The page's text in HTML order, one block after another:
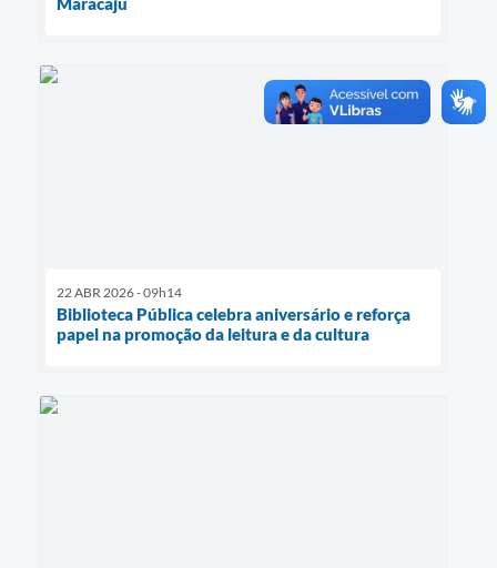
22 ABR 2026 - 09h14
Biblioteca Pública celebra aniversário e reforça
papel na promoção da leitura e da cultura